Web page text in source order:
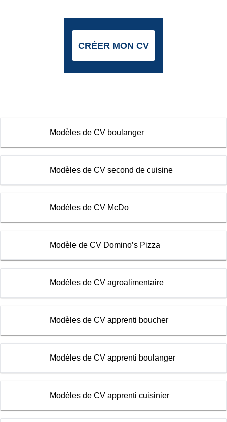
CRÉER MON CV
Modèles de CV boulanger
Modèles de CV second de cuisine
Modèles de CV McDo
Modèle de CV Domino’s Pizza
Modèles de CV agroalimentaire
Modèles de CV apprenti boucher
Modèles de CV apprenti boulanger
Modèles de CV apprenti cuisinier